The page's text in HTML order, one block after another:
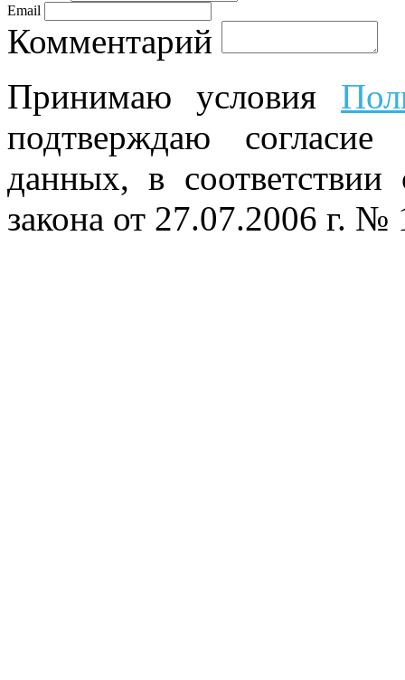
Email
Комментарий
Принимаю условия
подтверждаю
данных, в соответствии
закона от 27.07.2006 г.